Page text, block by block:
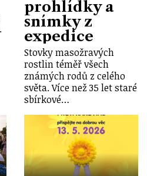
prohlídky a
snímky z
expedice
Stovky masožravých
rostlin téměř všech
známých rodů z celého
světa. Více než 35 let staré
sbírkové…